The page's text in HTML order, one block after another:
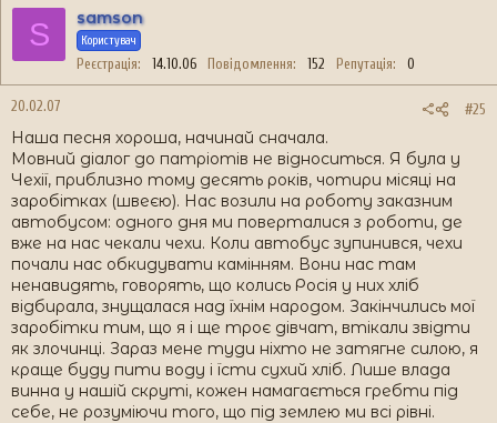
S samson
Користувач
Реєстрація 14.10.06 Повідомлення 152 Репутація 0
20.02.07 #25
Наша песня хороша, начинай сначала.
Мовний діалог до патріотів не відноситься. Я була у
Чехії, приблизно тому десять років, чотири місяці на
заробітках (швеєю). Нас возили на роботу заказним
автобусом: одного дня ми поверталися з роботи, де
вже на нас чекали чехи. Коли автобус зупинився, чехи
почали нас обкидувати камінням. Вони нас там
ненавидять, говорять, що колись Росія у них хліб
відбирала, знущалася над їхнім народом. Закінчились мої
заробітки тим, що я і ще троє дівчат, втікали звідти
як злочинці. Зараз мене туди ніхто не затягне силою, я
краще буду пити воду і їсти сухий хліб. Лише влада
винна у нашій скруті, кожен намагається гребти під
себе, не розуміючи того, що під землею ми всі рівні.